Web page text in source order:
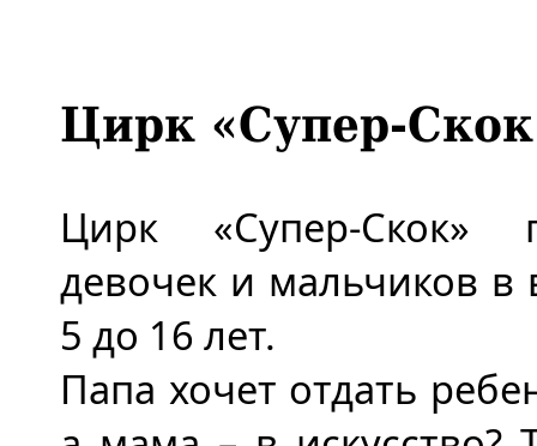
Цирк «Супер-
Цирк «Супер-Скок»
девочек и мальчиков в
5 до 16 лет.
Папа хочет отдать